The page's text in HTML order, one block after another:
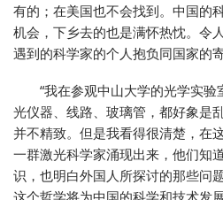
有的；在美国也不会找到。中国的
机会，下乡去的也是满怀热忱。令
遇到的科学家的个人抱负同国家的
“我在参观中山大学的光学实
光仪器、线路、玻璃管，都好象是
并不精致。但是我看得很清楚，在
一群激光科学家涌现出来，他们知
识，也明白外国人所探讨的那些问
这个哲学将为中国的科学和技术发